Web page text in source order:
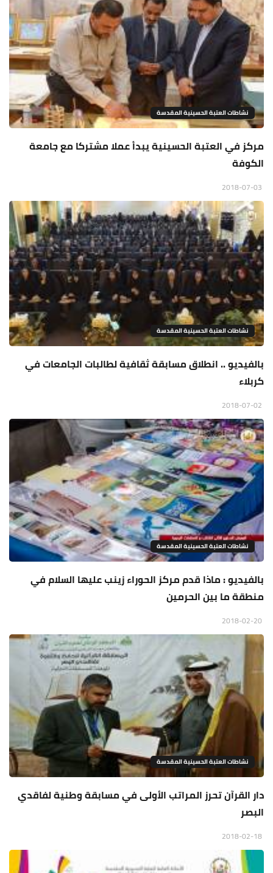
نشاطات العتبة الحسينية المقدسة
مركز في العتبة الحسينية يبدأ عملا مشتركا مع جامعة
الكوفة
نشاطات العتبة الحسينية المقدسة
بالفيديو .. انطلاق مسابقة ثقافية لطالبات الجامعات في
كربلاء
نشاطات العتبة الحسينية المقدسة
بالفيديو : ماذا قدم مركز الحوراء زينب عليها السلام في
منطقة ما بين الحرمين
نشاطات العتبة الحسينية المقدسة
دار القرآن تحرز المراتب الأولى في مسابقة وطنية لفاقدي
البصر